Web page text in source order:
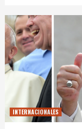
INTERNACIONALES